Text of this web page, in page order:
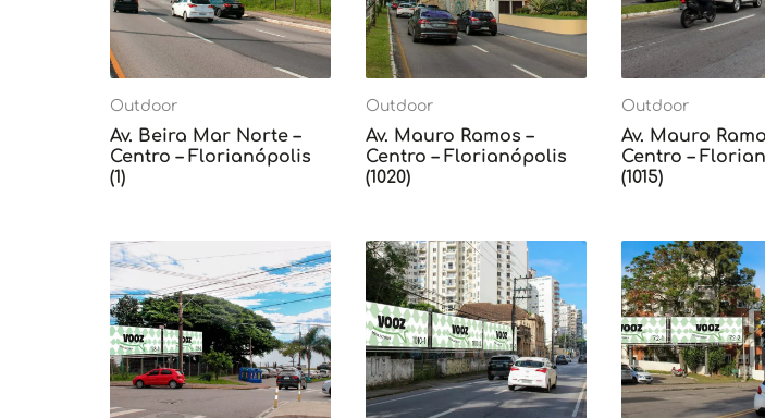
Outdoor
Av. Beira Mar Norte –
Centro – Florianópolis
(1)
Outdoor
Av. Mauro Ramos –
Centro – Florianópolis
(1020)
Outdoor
Av. Mauro
Centro –
(1015)